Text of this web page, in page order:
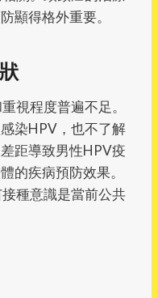
顯得格外重要。
視程度普遍不足。
染HPV，也不了解
距導致男性HPV疫
的疾病預防效果。
種意識是當前公共